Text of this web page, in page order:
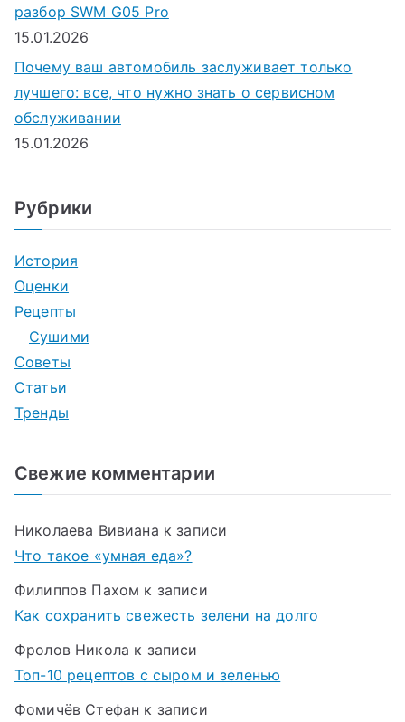
разбор SWM G05 Pro
15.01.2026
Почему ваш автомобиль заслуживает только
лучшего: все, что нужно знать о сервисном
обслуживании
15.01.2026
Рубрики
История
Оценки
Рецепты
Сушими
Советы
Статьи
Тренды
Свежие комментарии
Николаева Вивиана к записи
Что такое «умная еда»?
Филиппов Пахом к записи
Как сохранить свежесть зелени на долго
Фролов Никола к записи
Топ-10 рецептов с сыром и зеленью
Фомичёв Стефан к записи